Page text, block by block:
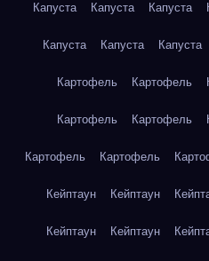
Капуста Капуста Капуста
Капуста Капуста Капуста
Картофель Картофель
Картофель Картофель
Картофель Картофель
Кейптаун Кейптаун
Кейптаун Кейптаун